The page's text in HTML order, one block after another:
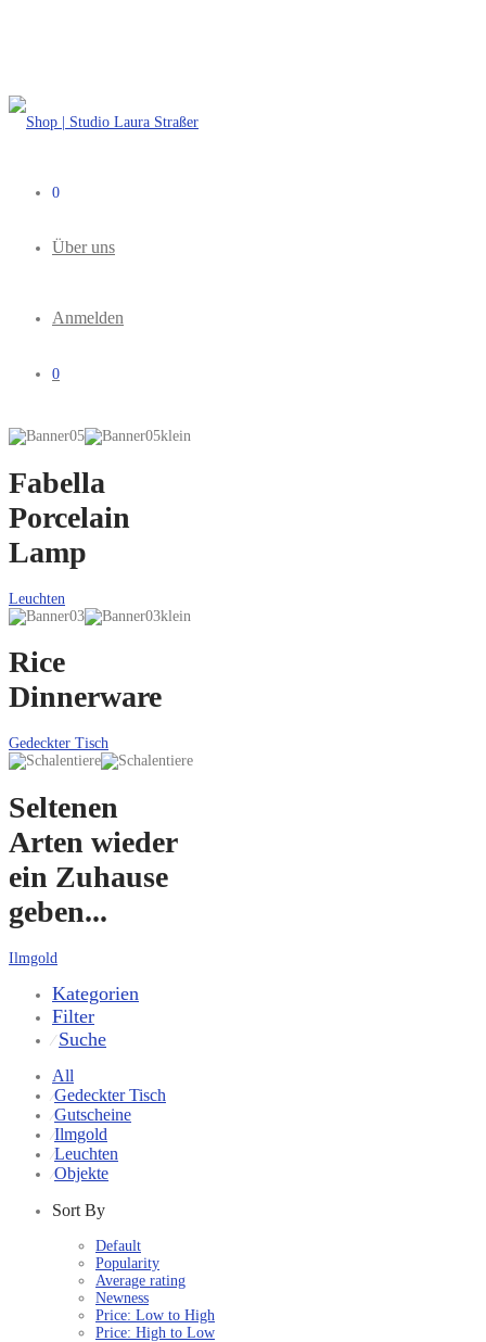
0
Über uns
Anmelden
0
Fabella
Porcelain
Lamp
Leuchten
Rice
Dinnerware
Gedeckter Tisch
Seltenen
Arten wieder
ein Zuhause
geben...
Ilmgold
Kategorien
Filter
⁄ Suche
All
⁄Gedeckter Tisch
⁄Gutscheine
⁄Ilmgold
⁄Leuchten
⁄Objekte
Sort By
Default
Popularity
Average rating
Newness
Price: Low to High
Price: High to Low